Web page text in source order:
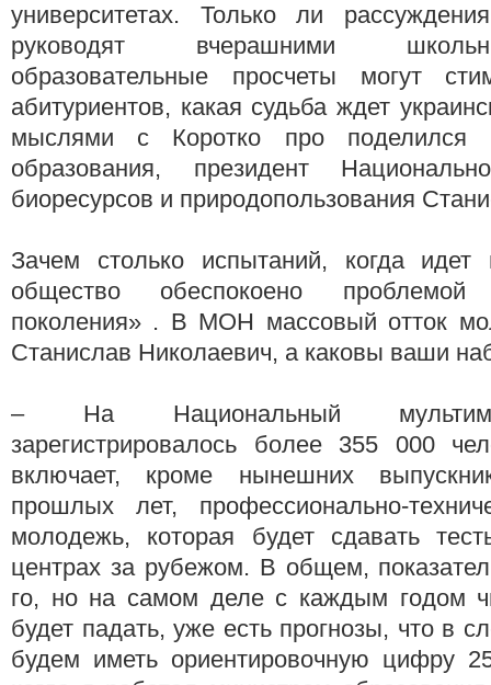
университетах. Только ли
руководят вчерашними
образовательные просчеты могут
абитуриентов, какая судьба ждет
мыслями с Коротко про поделился
образования, президент
биоресурсов и природопользования
Зачем столько испытаний, когда
общество обеспокоено
поколения» . В МОН массовый отток
Станислав Николаевич, а каковы ваши
– На Национальный
зарегистрировалось более 355 000
включает, кроме нынешних
прошлых лет, профессионально-
молодежь, которая будет сдавать
центрах за рубежом. В общем,
го, но на самом деле с каждым годом
будет падать, уже есть прогнозы, что в
будем иметь ориентировочную цифру